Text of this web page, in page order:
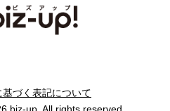
づく表記について